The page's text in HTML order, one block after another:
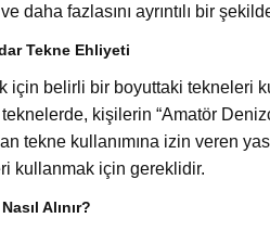
daha fazlasını ayrıntılı bir
Tekne Ehliyeti
için belirli bir boyuttaki tekneleri
kişilerin “Amatör
tekne kullanımına izin veren
kullanmak için gereklidir.
Alınır?